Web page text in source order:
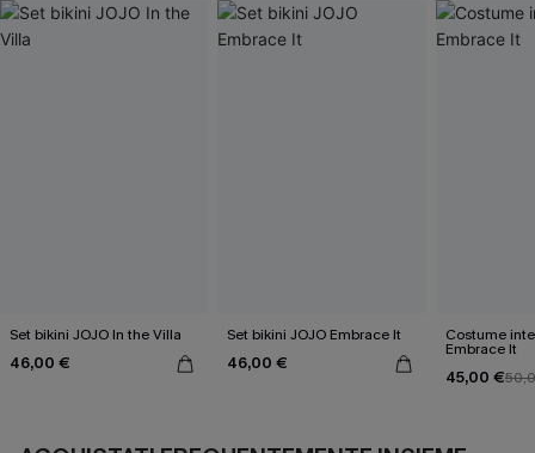
Set bikini JOJO In the Villa
46,00 €
Set bikini JOJO Embrace It
46,00 €
Costume
Embrace It
45,00 €